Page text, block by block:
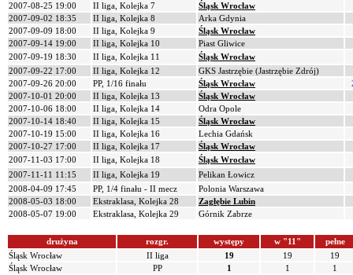
2007-08-25 19:00
II liga, Kolejka 7
Śląsk Wrocław
2007-09-02 18:35
II liga, Kolejka 8
Arka Gdynia
2007-09-09 18:00
II liga, Kolejka 9
Śląsk Wrocław
2007-09-14 19:00
II liga, Kolejka 10
Piast Gliwice
2007-09-19 18:30
II liga, Kolejka 11
Śląsk Wrocław
2007-09-22 17:00
II liga, Kolejka 12
GKS Jastrzębie (Jastrzębie Zdrój)
2007-09-26 20:00
PP, 1/16 finału Śląsk Wrocław
2007-10-01 20:00
II liga, Kolejka 13
Śląsk Wrocław
2007-10-06 18:00
II liga, Kolejka 14
Odra Opole
2007-10-14 18:40
II liga, Kolejka 15
Śląsk Wrocław
2007-10-19 15:00
II liga, Kolejka 16
Lechia Gdańsk
2007-10-27 17:00
II liga, Kolejka 17
Śląsk Wrocław
2007-11-03 17:00
II liga, Kolejka 18
Śląsk Wrocław
2007-11-11 11:15
II liga, Kolejka 19
Pelikan Łowicz
2008-04-09 17:45
PP, 1/4 finału - II mecz
Polonia Warszawa
2008-05-03 18:00
Ekstraklasa, Kolejka 28
Zagłębie Lubin
2008-05-07 19:00
Ekstraklasa, Kolejka 29 Górnik Zabrze
drużyna rozgr. występy w "11"
pełne
Śląsk Wrocław
II liga 19 19
19
Śląsk Wrocław
PP 1 1
1